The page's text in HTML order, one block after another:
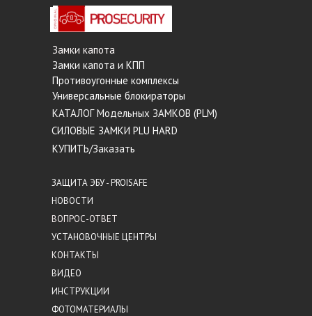
Замки капота
Замки капота и КПП
Противоугонные комплексы
Универсальные блокираторы
КАТАЛОГ Модельных ЗАМКОВ (PLM)
СИЛОВЫЕ ЗАМКИ PLU HARD
ЗАЩИТА ЭБУ - PROISAFE
НОВОСТИ
ВОПРОС-ОТВЕТ
УСТАНОВОЧНЫЕ ЦЕНТРЫ
КОНТАКТЫ
ВИДЕО
ИНСТРУКЦИИ
ФОТОМАТЕРИАЛЫ
КУПИТЬ/Заказать